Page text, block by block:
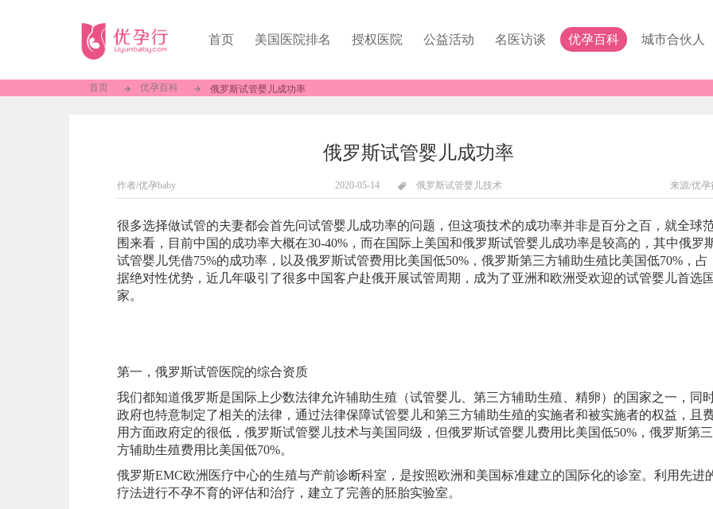
首页 美国医院排名 授权医院 公益活动 名医访谈 优孕百科 城市合伙人
首页 优孕百科 俄罗斯试管婴儿成功率
俄罗斯试管婴儿成功率
作者/优孕baby 2020-05-14 俄罗斯试管婴儿技术 来源/优孕
很多选择做试管的夫妻都会首先问试管婴儿成功率的问题，但这项技术的成功率并非是百分之百，就全球
围来看，目前中国的成功率大概在30-40%，而在国际上美国和俄罗斯试管婴儿成功率是较高的，其中俄罗
试管婴儿凭借75%的成功率，以及俄罗斯试管费用比美国低50%，俄罗斯第三方辅助生殖比美国低70%，占
据绝对性优势，近几年吸引了很多中国客户赴俄开展试管周期，成为了亚洲和欧洲受欢迎的试管婴儿首选国
家。
第一，俄罗斯试管医院的综合资质
我们都知道俄罗斯是国际上少数法律允许辅助生殖（试管婴儿、第三方辅助生殖、精卵）的国家之一，同
政府也特意制定了相关的法律，通过法律保障试管婴儿和第三方辅助生殖的实施者和被实施者的权益，且
用方面政府定的很低，俄罗斯试管婴儿技术与美国同级，但俄罗斯试管婴儿费用比美国低50%，俄罗斯第三
方辅助生殖费用比美国低70%。
俄罗斯EMC欧洲医疗中心的生殖与产前诊断科室，是按照欧洲和美国标准建立的国际化的诊室。利用先进
疗法进行不孕不育的评估和治疗，建立了完善的胚胎实验室。